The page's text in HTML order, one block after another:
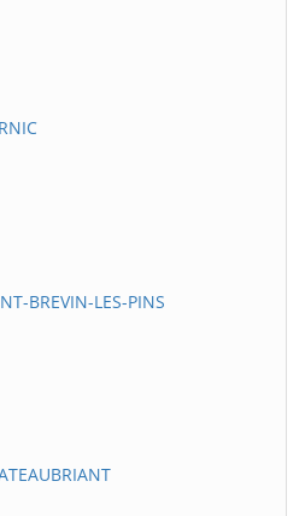
BREVIN-LES-PINS